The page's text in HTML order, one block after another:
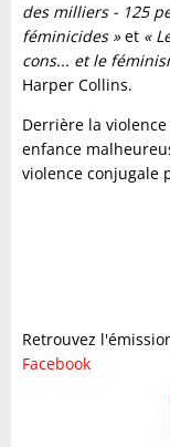
des milliers - 125
féminicides »et «
cons... et le
Harper Collins.
Derrière la
enfance
violence conjugale
Retrouvez
Facebook